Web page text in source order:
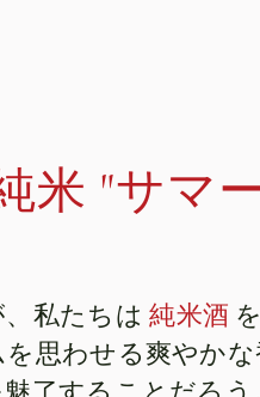
米 "サマ
、私たちは純米酒
思わせる爽やか